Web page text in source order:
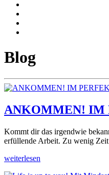
Blog
ANKOMMEN! IM
Kommt dir das irgendwie
erfüllende Arbeit. Zu wenig
weiterlesen